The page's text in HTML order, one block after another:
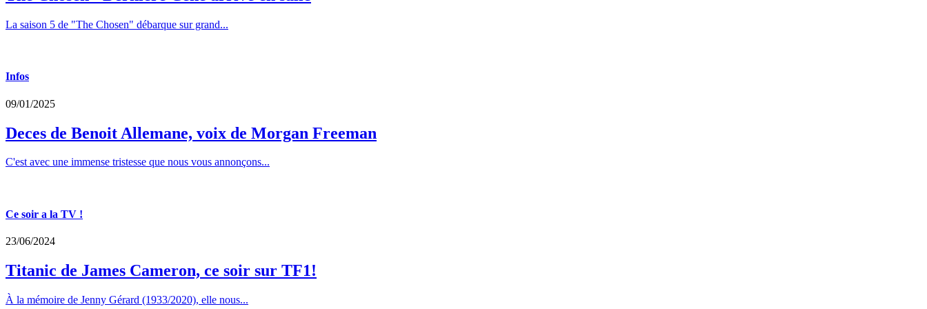
La saison 5 de "The Chosen" débarque sur grand...
Infos
09/01/2025
Deces de Benoit Allemane, voix de Morgan Freeman
C'est avec une immense tristesse que nous vous annonçons...
Ce soir a la TV !
23/06/2024
Titanic de James Cameron, ce soir sur TF1!
À la mémoire de Jenny Gérard (1933/2020), elle nous...